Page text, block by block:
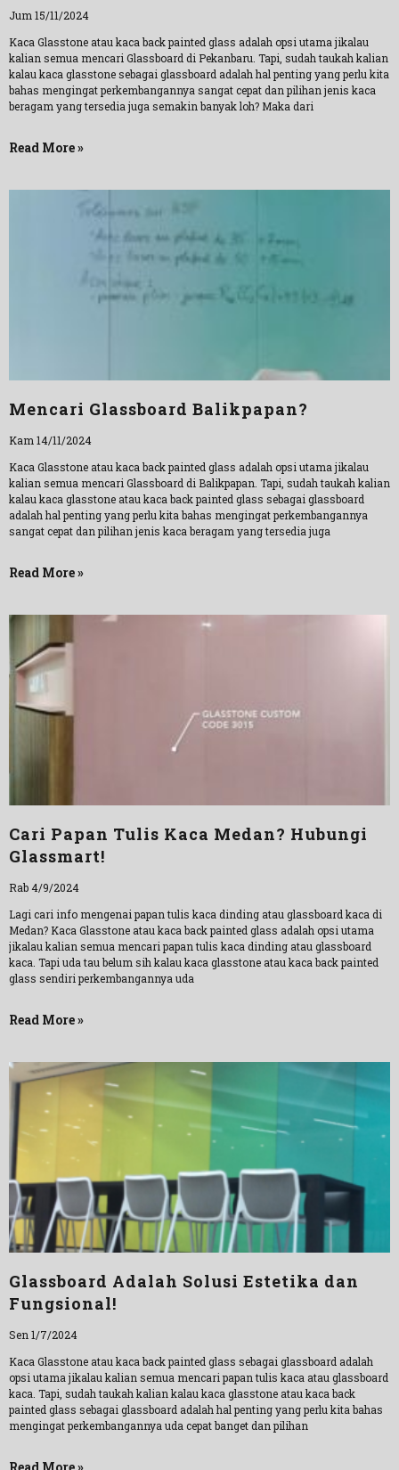
Jum 15/11/2024
Kaca Glasstone atau kaca back painted glass adalah opsi utama jikalau
kalian semua mencari Glassboard di Pekanbaru. Tapi, sudah taukah kalian
kalau kaca glasstone sebagai glassboard adalah hal penting yang perlu kita
bahas mengingat perkembangannya sangat cepat dan pilihan jenis kaca
beragam yang tersedia juga semakin banyak loh? Maka dari
Read More »
Mencari Glassboard Balikpapan?
Kam 14/11/2024
Kaca Glasstone atau kaca back painted glass adalah opsi utama jikalau
kalian semua mencari Glassboard di Balikpapan. Tapi, sudah taukah kalian
kalau kaca glasstone atau kaca back painted glass sebagai glassboard
adalah hal penting yang perlu kita bahas mengingat perkembangannya
sangat cepat dan pilihan jenis kaca beragam yang tersedia juga
Read More »
Cari Papan Tulis Kaca Medan? Hubungi
Glassmart!
Rab 4/9/2024
Lagi cari info mengenai papan tulis kaca dinding atau glassboard kaca di
Medan? Kaca Glasstone atau kaca back painted glass adalah opsi utama
jikalau kalian semua mencari papan tulis kaca dinding atau glassboard
kaca. Tapi uda tau belum sih kalau kaca glasstone atau kaca back painted
glass sendiri perkembangannya uda
Read More »
Glassboard Adalah Solusi Estetika dan
Fungsional!
Sen 1/7/2024
Kaca Glasstone atau kaca back painted glass sebagai glassboard adalah
opsi utama jikalau kalian semua mencari papan tulis kaca atau glassboard
kaca. Tapi, sudah taukah kalian kalau kaca glasstone atau kaca back
painted glass sebagai glassboard adalah hal penting yang perlu kita bahas
mengingat perkembangannya uda cepat banget dan pilihan